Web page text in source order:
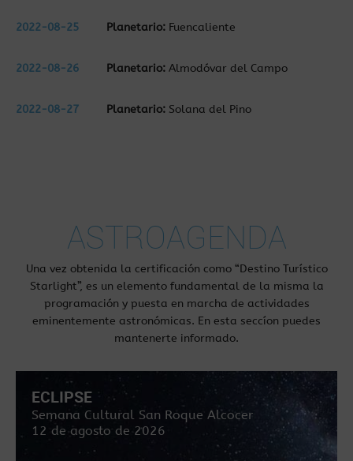
2022-08-25 Planetario: Fuencaliente
2022-08-26 Planetario: Almodóvar del Campo
2022-08-27 Planetario: Solana del Pino
ASTROAGENDA
Una vez obtenida la certificación como “Destino Turístico
Starlight”, es un elemento fundamental de la misma la
programación y puesta en marcha de actividades
eminentemente astronómicas. En esta seccíon puedes
mantenerte informado.
ECLIPSE
Semana Cultural San Roque Alcocer
12 de agosto de 2026